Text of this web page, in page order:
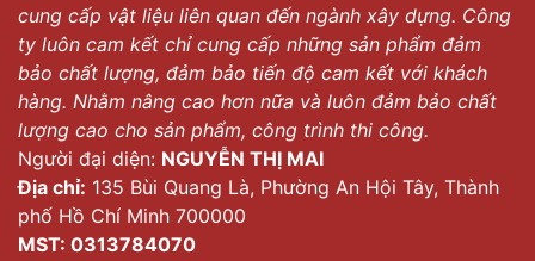
cung cấp vật liệu liên quan đến ngành xây dựng. Công
ty luôn cam kết chỉ cung cấp những sản phẩm đảm
bảo chất lượng, đảm bảo tiến độ cam kết với khách
hàng. Nhằm nâng cao hơn nữa và luôn đảm bảo chất
lượng cao cho sản phẩm, công trình thi công.
Người đại diện: NGUYỄN THỊ MAI
Địa chỉ: 135 Bùi Quang Là, Phường An Hội Tây, Thành
phố Hồ Chí Minh 700000
MST: 0313784070